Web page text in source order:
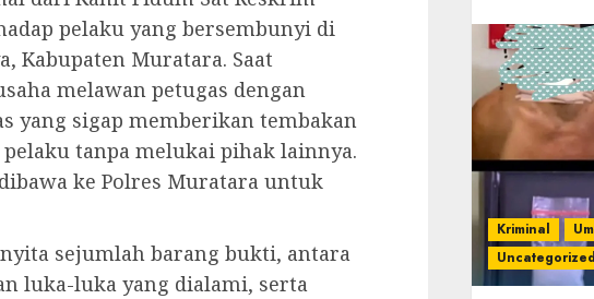
pelaku yang bersembunyi di
Kabupaten Muratara. Saat
melawan petugas dengan
yang sigap memberikan tembakan
tanpa melukai pihak lainnya.
ke Polres Muratara untuk
sejumlah barang bukti, antara
luka-luka yang dialami, serta
Kriminal
Uncategorized